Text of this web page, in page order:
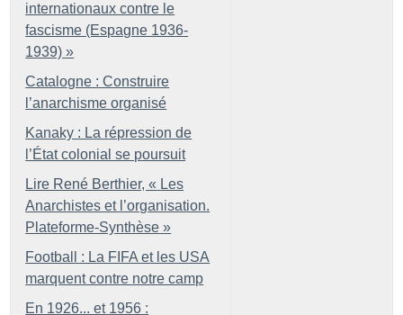
internationaux contre le
fascisme (Espagne 1936-
1939) »
Catalogne : Construire
l’anarchisme organisé
Kanaky : La répression de
l’État colonial se poursuit
Lire René Berthier, « Les
Anarchistes et l’organisation.
Plateforme-Synthèse »
Football : La FIFA et les USA
marquent contre notre camp
En 1926... et 1956 :